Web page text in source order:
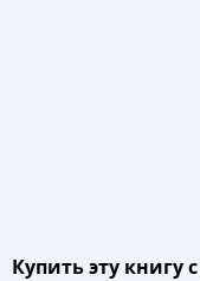
Купить эту книгу